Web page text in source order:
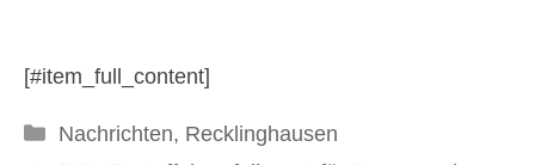
[#item_full_content]
Kategorien
Nachrichten, Recklinghausen